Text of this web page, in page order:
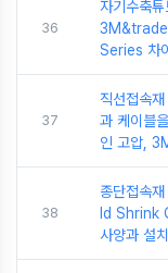
36
자기수축
Series 차
37
직선접속
과 케이블
인 고압,
38
종단접속
ld Shrink
사양과 설